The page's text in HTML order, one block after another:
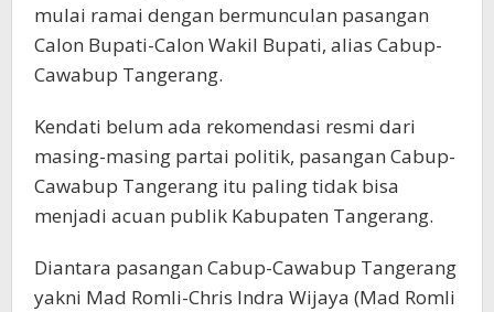
mulai ramai dengan bermunculan pasangan
Calon Bupati-Calon Wakil Bupati, alias Cabup-
Cawabup Tangerang.
Kendati belum ada rekomendasi resmi dari
masing-masing partai politik, pasangan Cabup-
Cawabup Tangerang itu paling tidak bisa
menjadi acuan publik Kabupaten Tangerang.
Diantara pasangan Cabup-Cawabup Tangerang
yakni Mad Romli-Chris Indra Wijaya (Mad Romli